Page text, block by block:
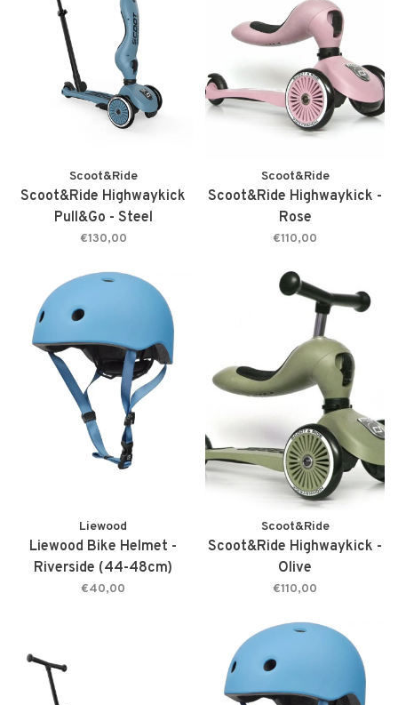
Scoot&Ride
Scoot&Ride Highwaykick
Pull&Go - Steel
€130,00
Scoot&Ride
Scoot&Ride Highwaykick -
Rose
€110,00
Liewood
Liewood Bike Helmet -
Riverside (44-48cm)
€40,00
Scoot&Ride
Scoot&Ride Highwaykick -
Olive
€110,00